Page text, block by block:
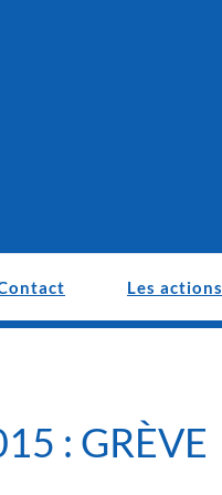
Les actions
: GRÈVE